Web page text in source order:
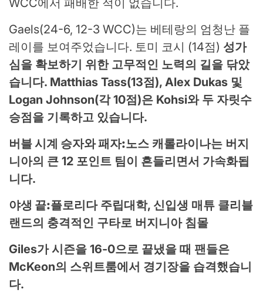
WCC에서 패배한 적이 없습니다.
Gaels(24-6, 12-3 WCC)는 베테랑의 엄청난 플
레이를 보여주었습니다. 토미 코시 (14점) 성가
심을 확보하기 위한 고무적인 노력의 길을 닦았
습니다. Matthias Tass(13점), Alex Dukas 및
Logan Johnson(각 10점)은 Kohsi와 두 자릿수
승점을 기록하고 있습니다.
버블 시계 승자와 패자:노스 캐롤라이나는 버지
니아의 큰 12 포인트 팀이 흔들리면서 가속화됩
니다.
야생 끝:플로리다 주립대학, 신입생 매튜 클리블
랜드의 충격적인 구타로 버지니아 침몰
Giles가 시즌을 16-0으로 끝냈을 때 팬들은
McKeon의 스위트룸에서 경기장을 습격했습니
다.